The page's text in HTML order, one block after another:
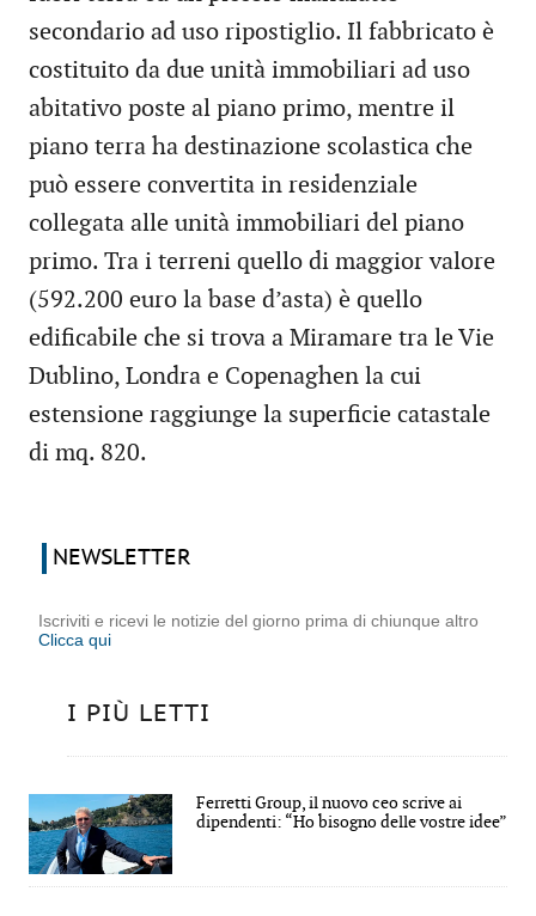
secondario ad uso ripostiglio. Il fabbricato è
costituito da due unità immobiliari ad uso
abitativo poste al piano primo, mentre il
piano terra ha destinazione scolastica che
può essere convertita in residenziale
collegata alle unità immobiliari del piano
primo. Tra i terreni quello di maggior valore
(592.200 euro la base d’asta) è quello
edificabile che si trova a Miramare tra le Vie
Dublino, Londra e Copenaghen la cui
estensione raggiunge la superficie catastale
di mq. 820.
NEWSLETTER
Iscriviti e ricevi le notizie del giorno prima di chiunque altro
Clicca qui
I PIÙ LETTI
Ferretti Group, il nuovo ceo scrive ai
dipendenti: “Ho bisogno delle vostre idee”